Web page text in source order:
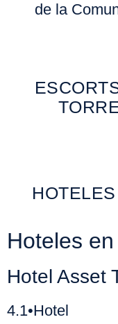
de la
Hoteles
Hotel Asset
4.1•Hotel